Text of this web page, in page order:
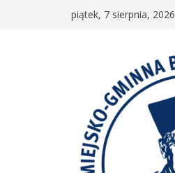
piątek, 7 sierpnia, 2026